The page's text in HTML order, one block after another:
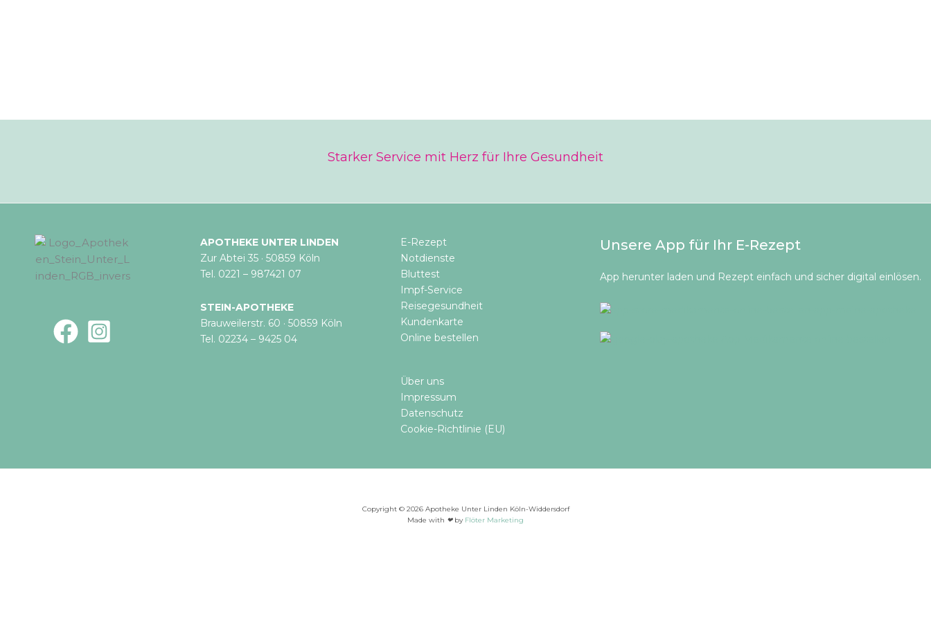
Starker Service mit Herz für Ihre Gesundheit
APOTHEKE UNTER LINDEN
Zur Abtei 35 · 50859 Köln
Tel. 0221 – 987421 07
STEIN-APOTHEKE
Brauweilerstr. 60 · 50859 Köln
Tel. 02234 – 9425 04
E-Rezept
Notdienste
Bluttest
Impf-Service
Reisegesundheit
Kundenkarte
Online bestellen​
Über uns
Impressum
Datenschutz
Cookie-Richtlinie (EU)
Unsere App für Ihr E-Rezept
App herunter laden und Rezept einfach und sicher digital einlösen.
Copyright © 2026 Apotheke Unter Linden Köln-Widdersdorf
Made with ❤by Flöter Marketing